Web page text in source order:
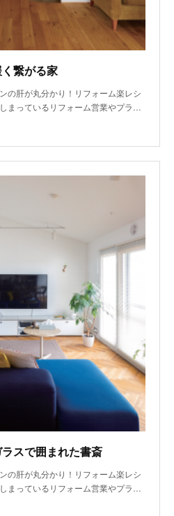
繋がる家
の肝が丸分かり！リフォーム楽レシ
まっているリフォーム営業やプラ…
スで囲まれた書斎
の肝が丸分かり！リフォーム楽レシ
まっているリフォーム営業やプラ…